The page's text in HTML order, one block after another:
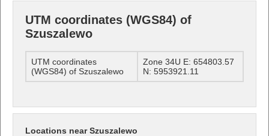
UTM coordinates (WGS84) of
Szuszalewo
UTM coordinates
(WGS84) of Szuszalewo
Zone 34U E: 654803.57
N: 5953921.11
Locations near Szuszalewo